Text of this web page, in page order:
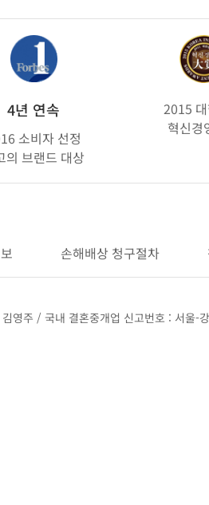
4년 연속
소비자 선정
의 브랜드 대상
2015
혁신경
손해배상 청구절차
영주 / 국내 결혼중개업 신고번호 : 서울-